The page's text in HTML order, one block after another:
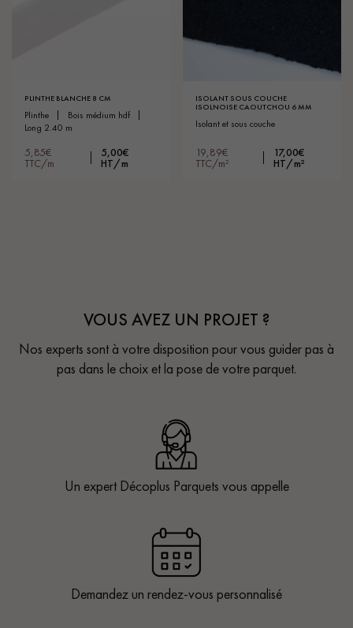
PLINTHE BLANCHE 8 CM
plinthe
bois médium hdf
long 2.40 m
5,85€
TTC/m
5,00€
HT/m
ISOLANT SOUS COUCHE
ISOLNOISE CAOUTCHOU 6 MM
isolant et sous couche
19,89€
TTC/m²
17,00€
HT/m²
VOUS AVEZ UN PROJET ?
Nos experts sont à votre disposition pour vous guider pas à
pas dans le choix et la pose de votre parquet.
Un expert Décoplus Parquets vous appelle
Demandez un rendez-vous personnalisé